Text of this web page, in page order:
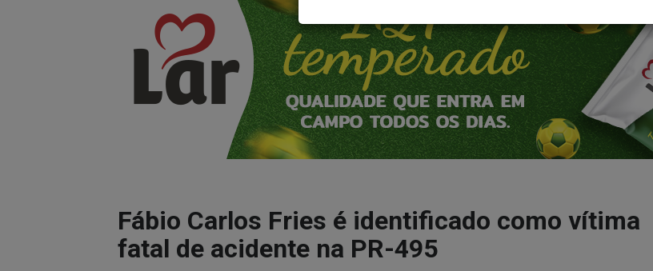
Fábio Carlos Fries é identificado como vítima
fatal de acidente na PR-495